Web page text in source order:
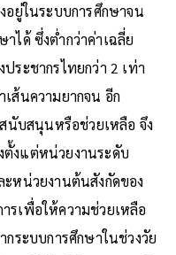
ยู่ในระบบการศึกษาจน
ได้ ซึ่งต่ำกว่าค่าเฉลี่ย
ระชากรไทยกว่า 2 เท่า
เส้นความยากจน อีก
นับสนุนหรือช่วยเหลือ จึง
ตั้งแต่หน่วยงานระดับ
หน่วยงานต้นสังกัดของ
รเพื่อให้ความช่วยเหลือ
กระบบการศึกษาในช่วงวัย